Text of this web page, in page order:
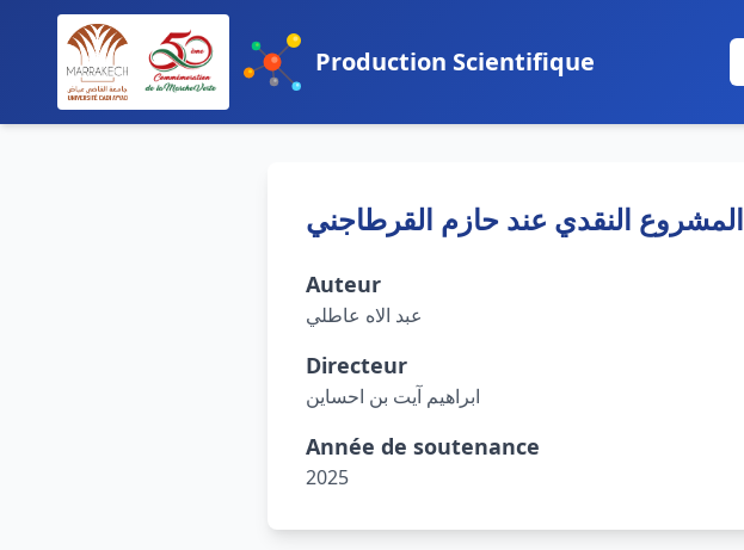
Production Scientifique
المشروع النقدي عند حازم القرطاجني
Auteur
عبد الاه عاطلي
Directeur
ابراهيم آيت بن احساين
Année de soutenance
2025